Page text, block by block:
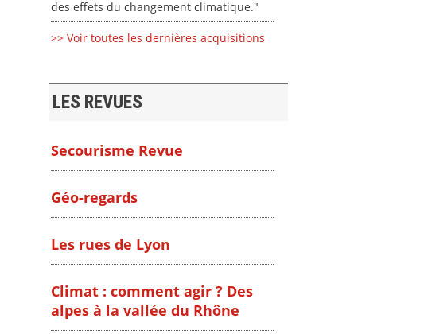
des effets du changement climatique."
>> Voir toutes les dernières acquisitions
LES REVUES
Secourisme Revue
Géo-regards
Les rues de Lyon
Climat : comment agir ? Des
alpes à la vallée du Rhône